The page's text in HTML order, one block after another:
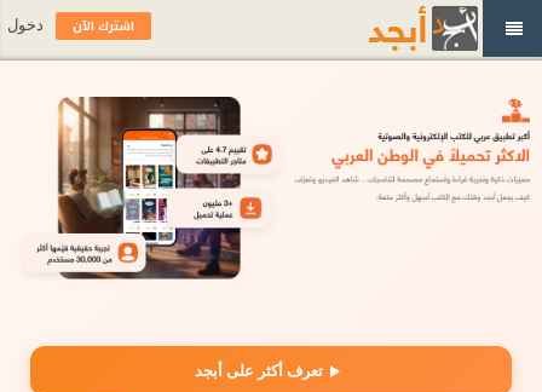
تعرف أكثر على أبجد
اشترك الآن دخول